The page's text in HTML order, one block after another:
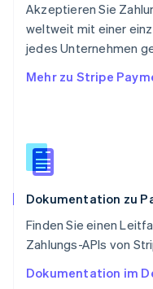
Akzeptieren Sie
weltweit mit einer
jedes Unternehmen
Mehr zu Stripe
Dokumentation zu
Finden Sie einen
Zahlungs-APIs von
Dokumentation im
Singapur
English简体中文
Slowakei
Slowenien
English
Spanien
Thailand
Tschechische
English
English